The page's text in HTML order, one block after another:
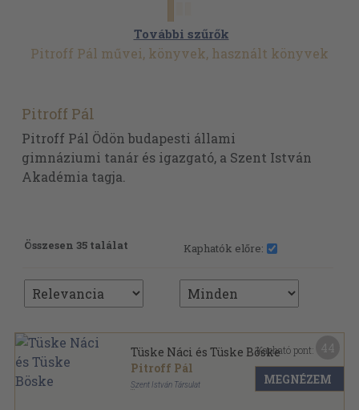
További szűrők
Pitroff Pál művei, könyvek, használt könyvek
Pitroff Pál
Pitroff Pál Ödön budapesti állami
gimnáziumi tanár és igazgató, a Szent István
Akadémia tagja.
Összesen 35 találat Kaphatók előre:
Tüske Náci és Tüske Böske
Pitroff Pál
Szent István Társulat
Kapható pont:
MEGNÉZEM